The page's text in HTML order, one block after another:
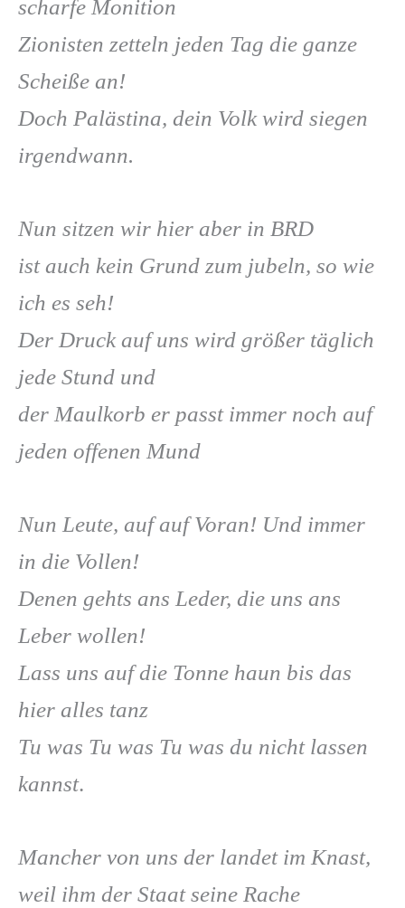
scharfe Monition
Zionisten zetteln jeden Tag die ganze
Scheiße an!
Doch Palästina, dein Volk wird siegen
irgendwann.
Nun sitzen wir hier aber in BRD
ist auch kein Grund zum jubeln, so wie
ich es seh!
Der Druck auf uns wird größer täglich
jede Stund und
der Maulkorb er passt immer noch auf
jeden offenen Mund
Nun Leute, auf auf Voran! Und immer
in die Vollen!
Denen gehts ans Leder, die uns ans
Leber wollen!
Lass uns auf die Tonne haun bis das
hier alles tanz
Tu was Tu was Tu was du nicht lassen
kannst.
Mancher von uns der landet im Knast,
weil ihm der Staat seine Rache